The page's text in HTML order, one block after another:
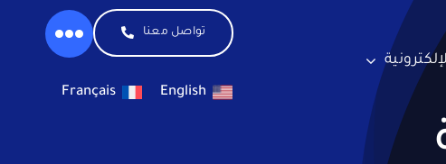
تواصل معنا
English
Français